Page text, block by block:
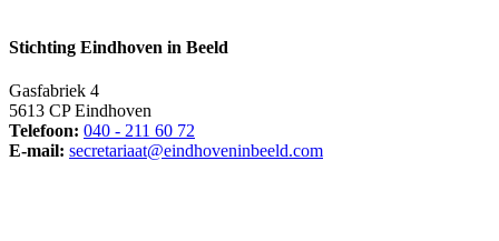
Stichting Eindhoven in Beeld
Gasfabriek 4
5613 CP Eindhoven
Telefoon: 040 - 211 60 72
E-mail: secretariaat@eindhoveninbeeld.com